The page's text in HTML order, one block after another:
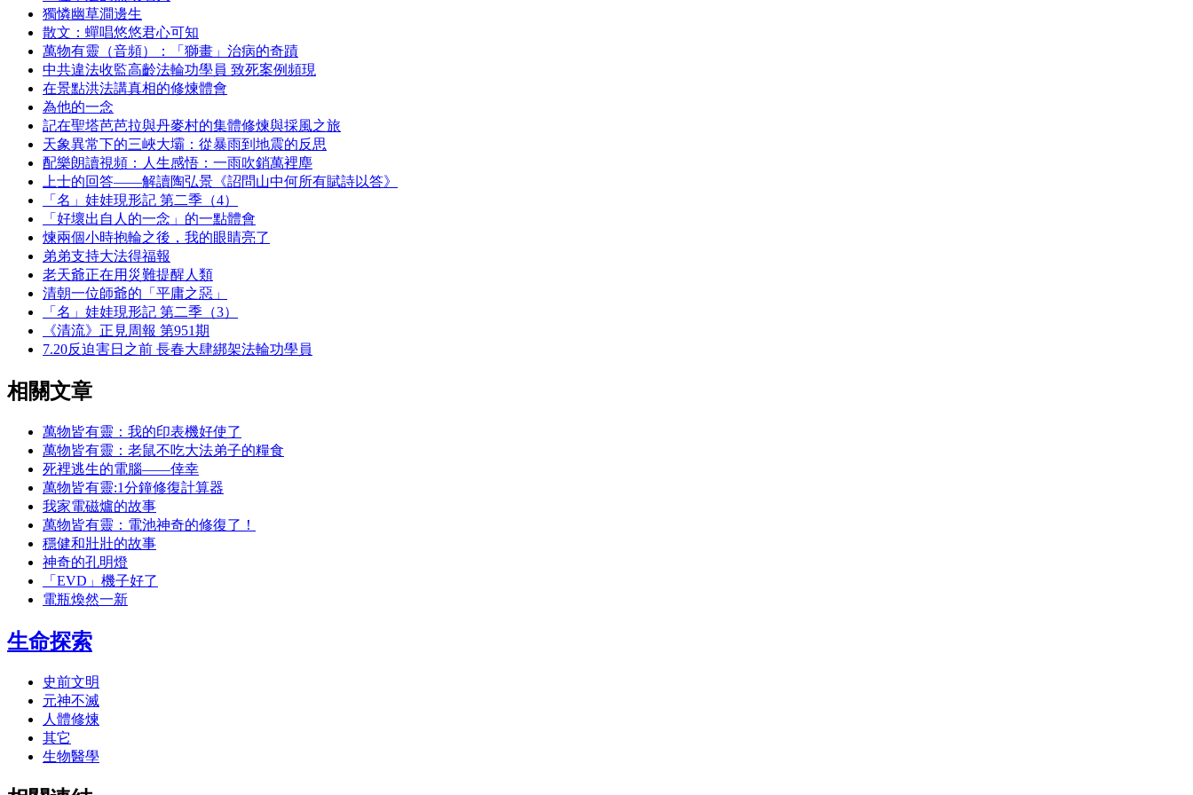
獨憐幽草澗邊生
散文：蟬唱悠悠君心可知
萬物有靈（音頻）：「獅畫」治病的奇蹟
中共違法收監高齡法輪功學員 致死案例頻現
在景點洪法講真相的修煉體會
為他的一念
記在聖塔芭芭拉與丹麥村的集體修煉與採風之旅
天象異常下的三峽大壩：從暴雨到地震的反思
配樂朗讀視頻：人生感悟：一雨吹銷萬裡塵
上士的回答——解讀陶弘景《詔問山中何所有賦詩以答》
「名」娃娃現形記 第二季（4）
「好壞出自人的一念」的一點體會
煉兩個小時抱輪之後，我的眼睛亮了
弟弟支持大法得福報
老天爺正在用災難提醒人類
清朝一位師爺的「平庸之惡」
「名」娃娃現形記 第二季（3）
《清流》正見周報 第951期
7.20反迫害日之前 長春大肆綁架法輪功學員
相關文章
萬物皆有靈：我的印表機好使了
萬物皆有靈：老鼠不吃大法弟子的糧食
死裡逃生的電腦——倖幸
萬物皆有靈:1分鐘修復計算器
我家電磁爐的故事
萬物皆有靈：電池神奇的修復了！
穩健和壯壯的故事
神奇的孔明燈
「EVD」機子好了
電瓶煥然一新
生命探索
史前文明
元神不滅
人體修煉
其它
生物醫學